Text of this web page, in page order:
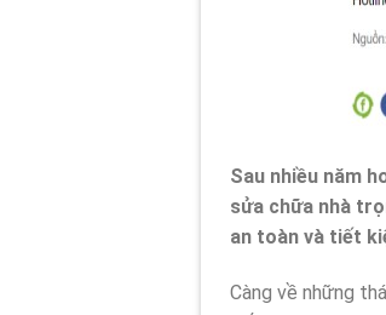
Sau nhiều năm
sửa chữa nhà
an toàn và tiết
Càng về những